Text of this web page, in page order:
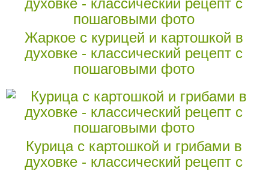
Жаркое с курицей и картошкой в
духовке - классический рецепт с
пошаговыми фото
Курица с картошкой и грибами в
духовке - классический рецепт с